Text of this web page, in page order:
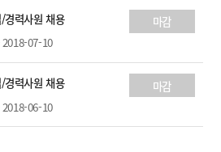
경력사원 채용
07-10
마감
경력사원 채용
06-10
마감